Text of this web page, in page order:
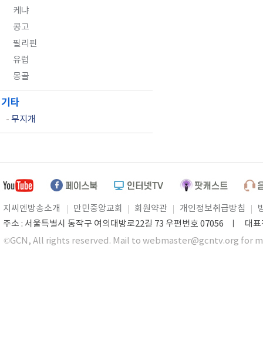
케냐
콩고
필리핀
유럽
몽골
기타
- 무지개
지씨엔방송소개 만민중앙교회 회원약관 개인정보취급방침
주소 : 서울특별시 동작구 여의대방로22길 73 우편번호 07056 ㅣ 대
©GCN, All rights reserved. Mail to webmaster@gcntv.org for